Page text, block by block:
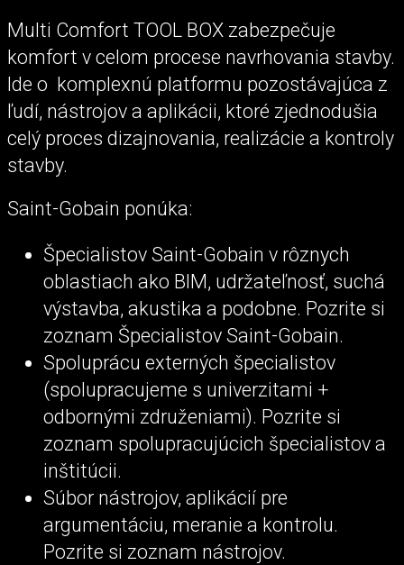
Multi Comfort TOOL BOX zabezpečuje
komfort v celom procese navrhovania stavby.
Ide o komplexnú platformu pozostávajúca z
ľudí, nástrojov a aplikácii, ktoré zjednodušia
celý proces dizajnovania, realizácie a kontroly
stavby.
Saint-Gobain ponúka:
Špecialistov Saint-Gobain v rôznych
oblastiach ako BIM, udržateľnosť, suchá
výstavba, akustika a podobne. Pozrite si
zoznam Špecialistov Saint-Gobain.
Spoluprácu externých špecialistov
(spolupracujeme s univerzitami +
odbornými združeniami). Pozrite si
zoznam spolupracujúcich špecialistov a
inštitúcii.
Súbor nástrojov, aplikácií pre
argumentáciu, meranie a kontrolu.
Pozrite si zoznam nástrojov.